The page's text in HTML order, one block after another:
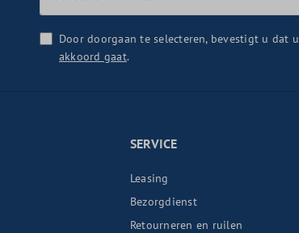
Door doorgaan te selecteren, bevestigt u dat
akkoord gaat.
SERVICE
Leasing
Bezorgdienst
Retourneren en ruilen